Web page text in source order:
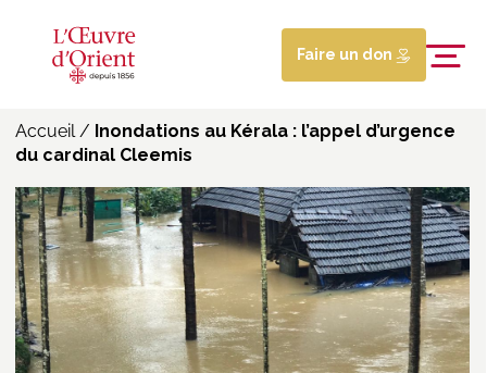
Faire un don
Accueil/ Inondations au Kérala : l’appel d’urgence
du cardinal Cleemis